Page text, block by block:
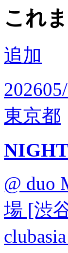
これ
追加
2026
東京都
@ duo
場 [渋